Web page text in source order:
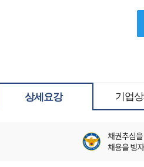
상세요강 기업